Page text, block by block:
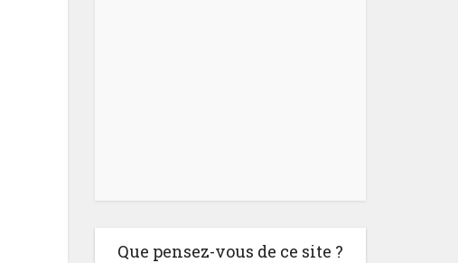
Que pensez-vous de ce site ?